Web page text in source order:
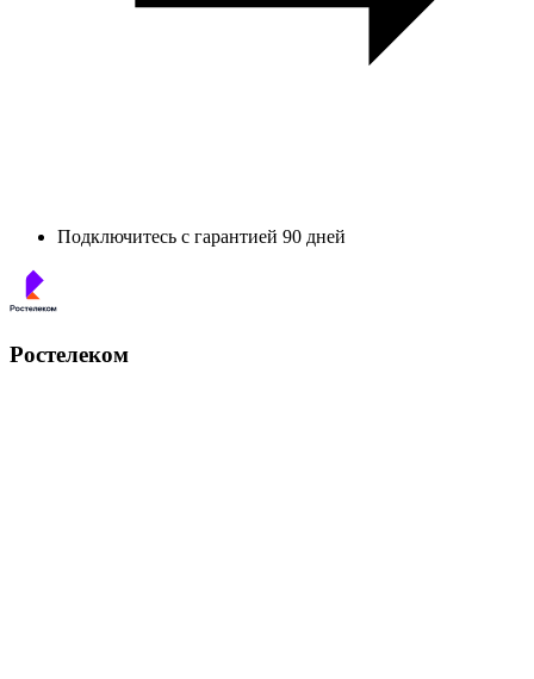
Подключитесь с гарантией 90 дней
Ростелеком